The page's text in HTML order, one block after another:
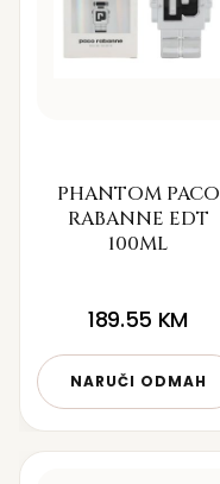
PHANTOM PACO
RABANNE EDT
100ML
189.55 KM
NARUČI ODMAH